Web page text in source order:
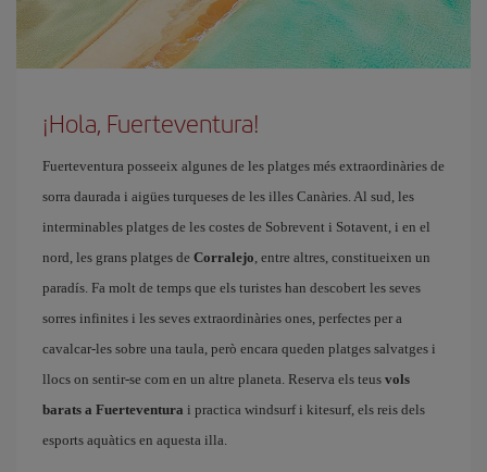
¡Hola, Fuerteventura!
Fuerteventura posseeix algunes de les platges més extraordinàries de
sorra daurada i aigües turqueses de les illes Canàries. Al sud, les
interminables platges de les costes de Sobrevent i Sotavent, i en el
nord, les grans platges de Corralejo, entre altres, constitueixen un
paradís. Fa molt de temps que els turistes han descobert les seves
sorres infinites i les seves extraordinàries ones, perfectes per a
cavalcar-les sobre una taula, però encara queden platges salvatges i
llocs on sentir-se com en un altre planeta. Reserva els teus vols
barats a Fuerteventura i practica windsurf i kitesurf, els reis dels
esports aquàtics en aquesta illa.